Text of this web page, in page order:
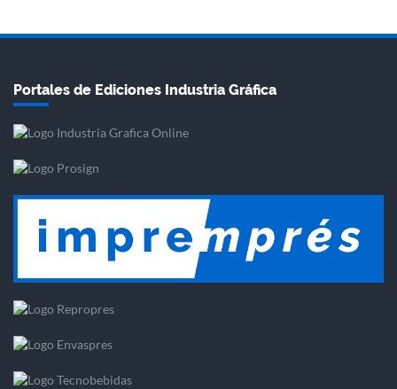
Portales de Ediciones Industria Gráfica